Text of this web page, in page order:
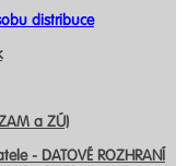
distribuce
a ZÚ)
- DATOVÉ ROZHRANÍ